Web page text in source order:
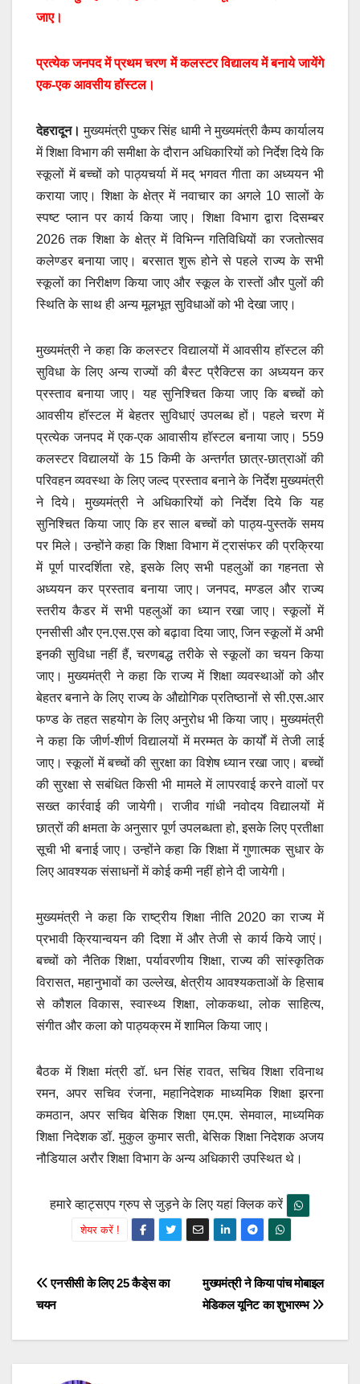
जाए।
प्रत्येक जनपद में प्रथम चरण में कलस्टर विद्यालय में बनाये जायेंगे
एक-एक आवसीय हॉस्टल।
देहरादून। मुख्यमंत्री पुष्कर सिंह धामी ने मुख्यमंत्री कैम्प कार्यालय
में शिक्षा विभाग की समीक्षा के दौरान अधिकारियों को निर्देश दिये कि
स्कूलों में बच्चों को पाठ्यचर्या में मद् भगवत गीता का अध्ययन भी
कराया जाए। शिक्षा के क्षेत्र में नवाचार का अगले 10 सालों के
स्पष्ट प्लान पर कार्य किया जाए। शिक्षा विभाग द्वारा दिसम्बर
2026 तक शिक्षा के क्षेत्र में विभिन्न गतिविधियों का रजतोत्सव
कलेण्डर बनाया जाए। बरसात शुरू होने से पहले राज्य के सभी
स्कूलों का निरीक्षण किया जाए और स्कूल के रास्तों और पुलों की
स्थिति के साथ ही अन्य मूलभूत सुविधाओं को भी देखा जाए।
मुख्यमंत्री ने कहा कि कलस्टर विद्यालयों में आवसीय हॉस्टल की
सुविधा के लिए अन्य राज्यों की बैस्ट प्रैक्टिस का अध्ययन कर
प्रस्ताव बनाया जाए। यह सुनिश्चित किया जाए कि बच्चों को
आवसीय हॉस्टल में बेहतर सुविधाएं उपलब्ध हों। पहले चरण में
प्रत्येक जनपद में एक-एक आवासीय हॉस्टल बनाया जाए। 559
कलस्टर विद्यालयों के 15 किमी के अन्तर्गत छात्र-छात्राओं की
परिवहन व्यवस्था के लिए जल्द प्रस्ताव बनाने के निर्देश मुख्यमंत्री
ने दिये। मुख्यमंत्री ने अधिकारियों को निर्देश दिये कि यह
सुनिश्चित किया जाए कि हर साल बच्चों को पाठ्य-पुस्तकें समय
पर मिले। उन्होंने कहा कि शिक्षा विभाग में ट्रासंफर की प्रक्रिया
में पूर्ण पारदर्शिता रहे, इसके लिए सभी पहलुओं का गहनता से
अध्ययन कर प्रस्ताव बनाया जाए। जनपद, मण्डल और राज्य
स्तरीय कैडर में सभी पहलुओं का ध्यान रखा जाए। स्कूलों में
एनसीसी और एन.एस.एस को बढ़ावा दिया जाए, जिन स्कूलों में अभी
इनकी सुविधा नहीं हैं, चरणबद्ध तरीके से स्कूलों का चयन किया
जाए। मुख्यमंत्री ने कहा कि राज्य में शिक्षा व्यवस्थाओं को और
बेहतर बनाने के लिए राज्य के औद्योगिक प्रतिष्ठानों से सी.एस.आर
फण्ड के तहत सहयोग के लिए अनुरोध भी किया जाए। मुख्यमंत्री
ने कहा कि जीर्ण-शीर्ण विद्यालयों में मरम्मत के कार्यों में तेजी लाई
जाए। स्कूलों में बच्चों की सुरक्षा का विशेष ध्यान रखा जाए। बच्चों
की सुरक्षा से सबंधित किसी भी मामले में लापरवाई करने वालों पर
सख्त कार्रवाई की जायेगी। राजीव गांधी नवोदय विद्यालयों में
छात्रों की क्षमता के अनुसार पूर्ण उपलब्धता हो, इसके लिए प्रतीक्षा
सूची भी बनाई जाए। उन्होंने कहा कि शिक्षा में गुणात्मक सुधार के
लिए आवश्यक संसाधनों में कोई कमी नहीं होने दी जायेगी।
मुख्यमंत्री ने कहा कि राष्ट्रीय शिक्षा नीति 2020 का राज्य में
प्रभावी क्रियान्वयन की दिशा में और तेजी से कार्य किये जाएं।
बच्चों को नैतिक शिक्षा, पर्यावरणीय शिक्षा, राज्य की सांस्कृतिक
विरासत, महानुभावों का उल्लेख, क्षेत्रीय आवश्यकताओं के हिसाब
से कौशल विकास, स्वास्थ्य शिक्षा, लोककथा, लोक साहित्य,
संगीत और कला को पाठ्यक्रम में शामिल किया जाए।
बैठक में शिक्षा मंत्री डॉ. धन सिंह रावत, सचिव शिक्षा रविनाथ
रमन, अपर सचिव रंजना, महानिदेशक माध्यमिक शिक्षा झरना
कमठान, अपर सचिव बेसिक शिक्षा एम.एम. सेमवाल, माध्यमिक
शिक्षा निदेशक डॉ. मुकुल कुमार सती, बेसिक शिक्षा निदेशक अजय
नौडियाल अरौर शिक्षा विभाग के अन्य अधिकारी उपस्थित थे।
हमारे व्हाट्सएप ग्रुप से जुड़ने के लिए यहां क्लिक करें
शेयर करें !
Post
मुख्यमंत्री ने किया पांच मोबाइल
मेडिकल यूनिट का शुभारम्भ
एनसीसी के लिए 25 कैडे्स का
चयन